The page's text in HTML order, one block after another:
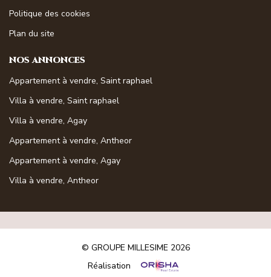
Politique des cookies
Plan du site
NOS ANNONCES
Appartement à vendre, Saint raphael
Villa à vendre, Saint raphael
Villa à vendre, Agay
Appartement à vendre, Antheor
Appartement à vendre, Agay
Villa à vendre, Antheor
© GROUPE MILLESIME 2026
Réalisation